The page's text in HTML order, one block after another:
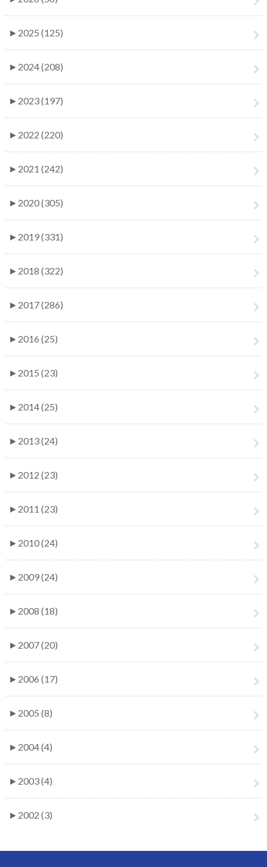
► 2025 (125)
► 2024 (208)
► 2023 (197)
► 2022 (220)
► 2021 (242)
► 2020 (305)
► 2019 (331)
► 2018 (322)
► 2017 (286)
► 2016 (25)
► 2015 (23)
► 2014 (25)
► 2013 (24)
► 2012 (23)
► 2011 (23)
► 2010 (24)
► 2009 (24)
► 2008 (18)
► 2007 (20)
► 2006 (17)
► 2005 (8)
► 2004 (4)
► 2003 (4)
► 2002 (3)